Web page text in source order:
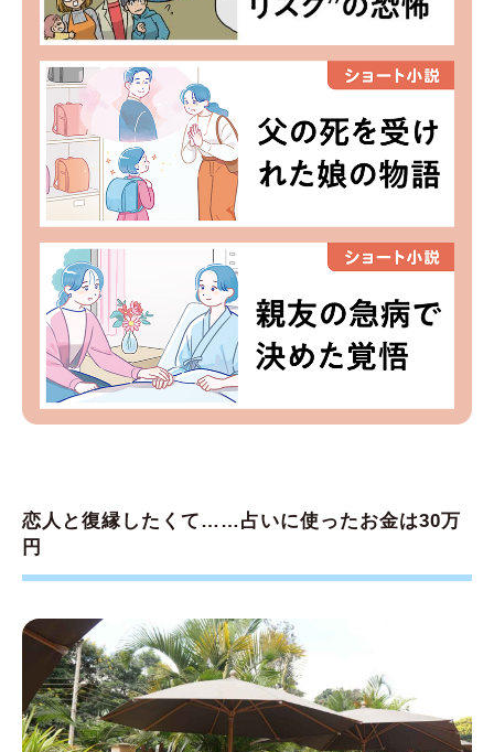
恋人と復縁したくて……占いに使ったお金は30万
円